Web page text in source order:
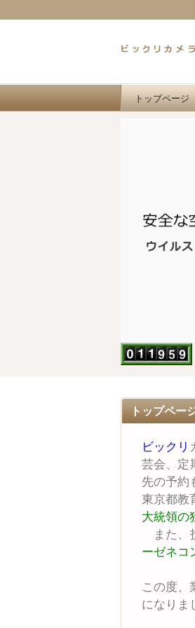
トップページ
トップペー
ビックリ
芸会、定
先の予約
東京都教
大統領の
また、
ーゼネコ
この度、
になりま